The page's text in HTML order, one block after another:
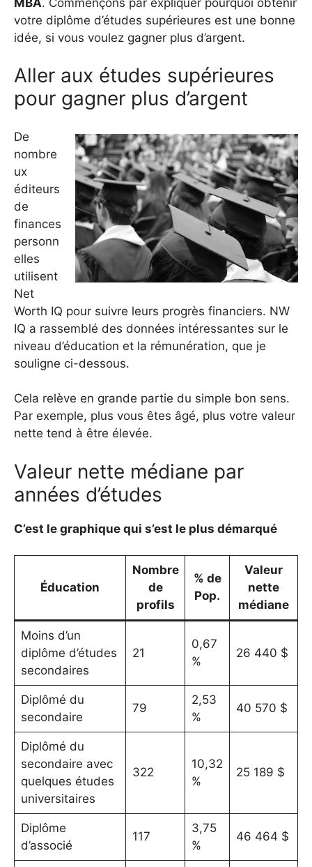
votre diplôme d’études supérieures est une bonne
idée, si vous voulez gagner plus d’argent.
Aller aux études supérieures
pour gagner plus d’argent
De
nombre
ux
éditeurs
de
finances
personn
elles
utilisent
Net
Worth IQ pour suivre leurs progrès financiers. NW
IQ a rassemblé des données intéressantes sur le
niveau d’éducation et la rémunération, que je
souligne ci-dessous.
Cela relève en grande partie du simple bon sens.
Par exemple, plus vous êtes âgé, plus votre valeur
nette tend à être élevée.
Valeur nette médiane par
années d’études
C’est le graphique qui s’est le plus démarqué
Éducation
Nombre
de
profils
% de
Pop.
Valeur
nette
médiane
Moins d’un
diplôme d’études
secondaires
21
0,67
%
26 440 $
Diplômé du
secondaire
79
2,53
%
40 570 $
Diplômé du
secondaire avec
quelques études
universitaires
322
10,32
%
25 189 $
Diplôme
d’associé
117
3,75
%
46 464 $